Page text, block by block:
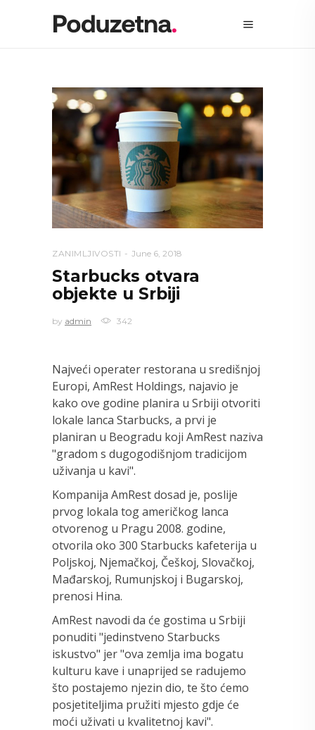
ZANIMLJIVOSTI June 6, 2018
Starbucks otvara
objekte u Srbiji
by admin 342
Najveći operater restorana u središnjoj
Europi, AmRest Holdings, najavio je
kako ove godine planira u Srbiji otvoriti
lokale lanca Starbucks, a prvi je
planiran u Beogradu koji AmRest naziva
"gradom s dugogodišnjom tradicijom
uživanja u kavi".
Kompanija AmRest dosad je, poslije
prvog lokala tog američkog lanca
otvorenog u Pragu 2008. godine,
otvorila oko 300 Starbucks kafeterija u
Poljskoj, Njemačkoj, Češkoj, Slovačkoj,
Mađarskoj, Rumunjskoj i Bugarskoj,
prenosi Hina.
AmRest navodi da će gostima u Srbiji
ponuditi "jedinstveno Starbucks
iskustvo" jer "ova zemlja ima bogatu
kulturu kave i unaprijed se radujemo
što postajemo njezin dio, te što ćemo
posjetiteljima pružiti mjesto gdje će
moći uživati u kvalitetnoj kavi".